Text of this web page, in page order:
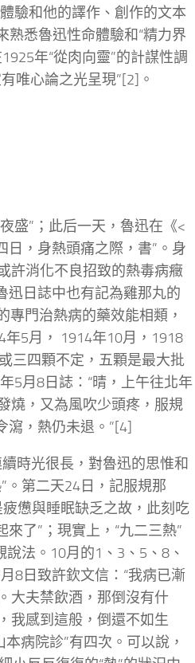
驗和他的譯作、創作的文本
熟悉魯迅性命體驗和“精力界
年“從肉向靈”的計謀性調
唯心論之光呈現”[2]。
盛”；此后一天，魯迅在《<
日，身熱頭痛之際，書”。身
許消化不良招致的熱毒病癥
迅日誌中也有記為雞那丸的
專門治熱病的藥效能相類，
5月， 1914年10月，1918
三四顆不定，五顆是最大批
5月8日誌：“晴，上午往北年
燒，又為風吹少頭疼，服規
瀉，熱仍未退。”[4]
時光很長，對魯迅的思惟和
。第二天24日，記服規那
憊與睡眠缺乏之故，此刻吃
了”；現實上，“九二三熱”
法。10月的1、3、5、8、
8日致許欽文信：“我病已漸
大夫禁飲酒，那倒沒有什
我感到這般，倒還不如生
病院診”有四次。可以說，